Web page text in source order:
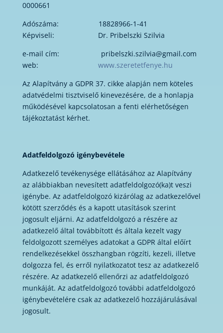
0000661
Adószáma: 18828966-1-41
Képviseli: Dr. Pribelszki Szilvia
e-mail cím: pribelszki.szilvia@gmail.com
web: www.szeretetfenye.hu
Az Alapítvány a GDPR 37. cikke alapján nem köteles
adatvédelmi tisztviselő kinevezésére, de a honlapja
működésével kapcsolatosan a fenti elérhetőségen
tájékoztatást kérhet.
Adatfeldolgozó igénybevétele
Adatkezelő tevékenysége ellátásához az Alapítvány
az alábbiakban nevesített adatfeldolgozó(ka)t veszi
igénybe. Az adatfeldolgozó kizárólag az adatkezelővel
kötött szerződés és a kapott utasítások szerint
jogosult eljárni. Az adatfeldolgozó a részére az
adatkezelő által továbbított és általa kezelt vagy
feldolgozott személyes adatokat a GDPR által előírt
rendelkezésekkel összhangban rögzíti, kezeli, illetve
dolgozza fel, és erről nyilatkozatot tesz az adatkezelő
részére. Az adatkezelő ellenőrzi az adatfeldolgozó
munkáját. Az adatfeldolgozó további adatfeldolgozó
igénybevételére csak az adatkezelő hozzájárulásával
jogosult.